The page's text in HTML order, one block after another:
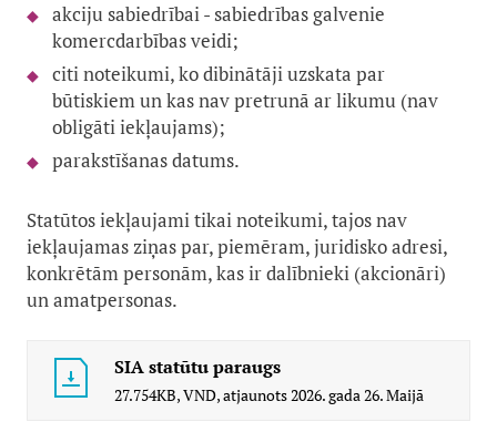
akciju sabiedrībai - sabiedrības galvenie
komercdarbības veidi;
citi noteikumi, ko dibinātāji uzskata par
būtiskiem un kas nav pretrunā ar likumu (nav
obligāti iekļaujams);
parakstīšanas datums.
Statūtos iekļaujami tikai noteikumi, tajos nav
iekļaujamas ziņas par, piemēram, juridisko adresi,
konkrētām personām, kas ir dalībnieki (akcionāri)
un amatpersonas.
SIA statūtu paraugs
27.754KB,VND,atjaunots2026. gada 26. Maijā